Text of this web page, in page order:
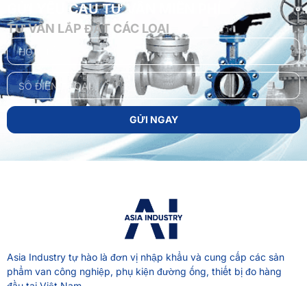
GỬI YÊU CẦU TƯ VẤN MIỄN PHÍ
TƯ VẤN LẮP ĐẶT CÁC LOẠI
GỬI NGAY
Asia Industry tự hào là đơn vị nhập khẩu và cung cấp các sản
phẩm van công nghiệp, phụ kiện đường ống, thiết bị đo hàng